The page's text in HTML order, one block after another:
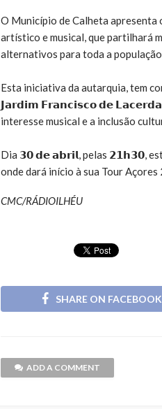
O Município de Calheta
artístico e musical, que partilhará
alternativos para toda a
Esta iniciativa da autarquia, tem
𝗝𝗮𝗿𝗱𝗶𝗺 𝗙𝗿𝗮𝗻𝗰𝗶𝘀𝗰𝗼 𝗱𝗲 𝗟𝗮𝗰𝗲𝗿𝗱𝗮,
interesse musical e a inclusão
Dia 𝟯𝟬 𝗱𝗲 𝗮𝗯𝗿𝗶𝗹, pelas 𝟮𝟭𝗵𝟯𝟬,
onde dará início à sua Tour
CMC/RÁDIOILHÉU
SHARE ON FACEBOOK
ADD A COMMENT